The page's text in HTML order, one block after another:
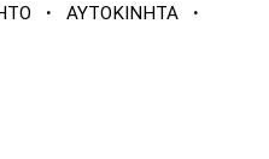
· ΑΥΤΟΚΙΝΗΤΑ ·